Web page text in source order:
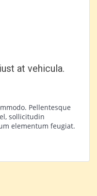
at vehicula.
Pellentesque
sollicitudin
elementum feugiat.